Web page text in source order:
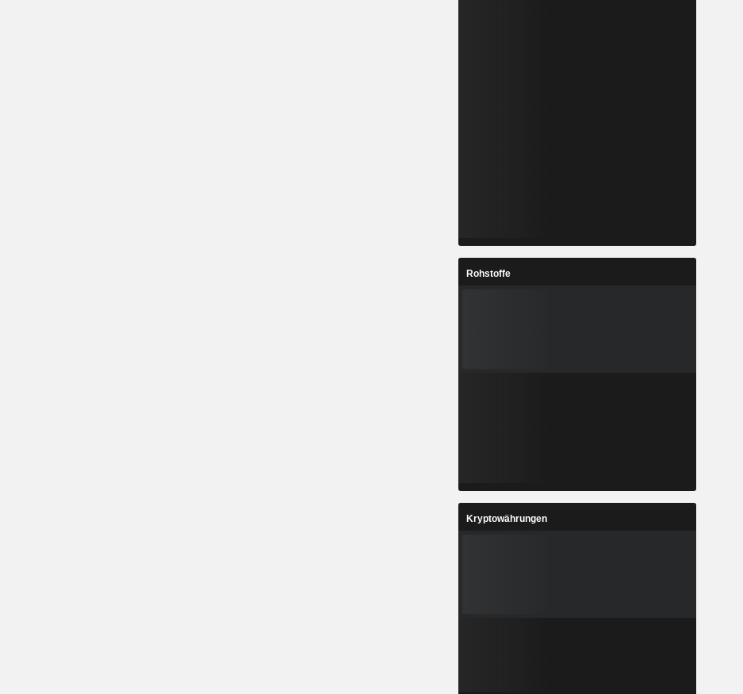
Rohstoffe
Kryptowährungen